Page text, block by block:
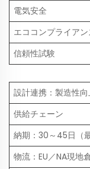
電気安全
エココンプライアン
信頼性試験
設計連携：製造性
供給チェーン
納期：30～45日（
物流：EU／NA現地